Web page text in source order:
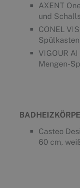
AXENT
und
CONEL
VIGOUR
Mengen-
Casteo
60 cm,